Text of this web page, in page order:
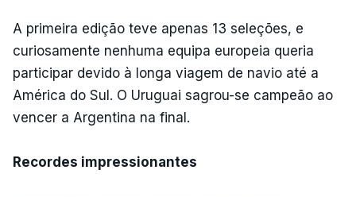
A primeira edição teve apenas 13 seleções, e
curiosamente nenhuma equipa europeia queria
participar devido à longa viagem de navio até a
América do Sul. O Uruguai sagrou-se campeão ao
vencer a Argentina na final.
Recordes impressionantes